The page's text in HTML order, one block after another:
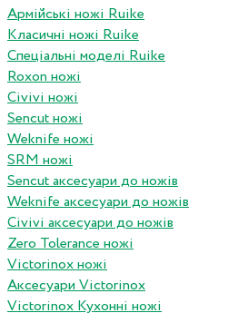
Армійські ножі Ruike
Класичні ножі Ruike
Спеціальні моделі Ruike
Roxon ножi
Civivi ножі
Sencut ножі
Weknife ножі
SRM ножі
Sencut аксесуари до ножів
Weknife аксесуари до ножів
Civivi аксесуари до ножів
Zero Tolerance ножі
Victorinox ножі
Аксесуари Victorinox
Victorinox Кухонні ножі